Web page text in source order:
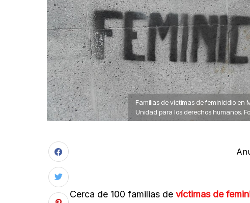
Familias de víctimas de feminicidio en
Unidad para los derechos humanos.
Cerca de 100 familias de víctimas de